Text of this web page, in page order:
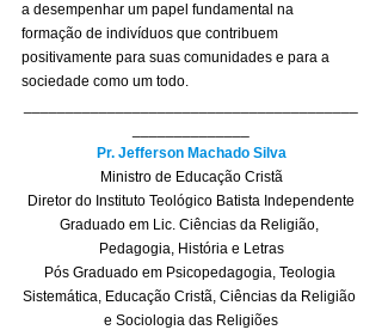
a desempenhar um papel fundamental na
formação de indivíduos que contribuem
positivamente para suas comunidades e para a
sociedade como um todo.
Pr. Jefferson Machado Silva
Ministro de Educação Cristã
Diretor do Instituto Teológico Batista Independente
Graduado em Lic. Ciências da Religião,
Pedagogia, História e Letras
Pós Graduado em Psicopedagogia, Teologia
Sistemática, Educação Cristã, Ciências da Religião
e Sociologia das Religiões